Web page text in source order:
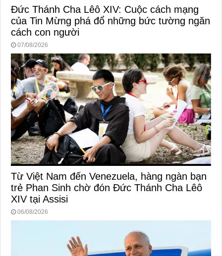
Đức Thánh Cha Lêô XIV: Cuộc cách mạng
của Tin Mừng phá đổ những bức tường ngăn
cách con người
07/08/2026
Từ Việt Nam đến Venezuela, hàng ngàn bạn
trẻ Phan Sinh chờ đón Đức Thánh Cha Lêô
XIV tại Assisi
06/08/2026